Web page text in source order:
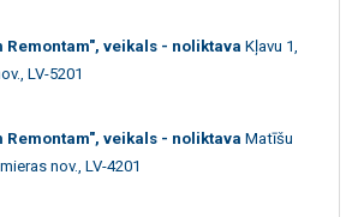
Remontam", veikals - noliktava Kļavu 1,
LV-5201
Remontam", veikals - noliktava Matīšu
nov., LV-4201